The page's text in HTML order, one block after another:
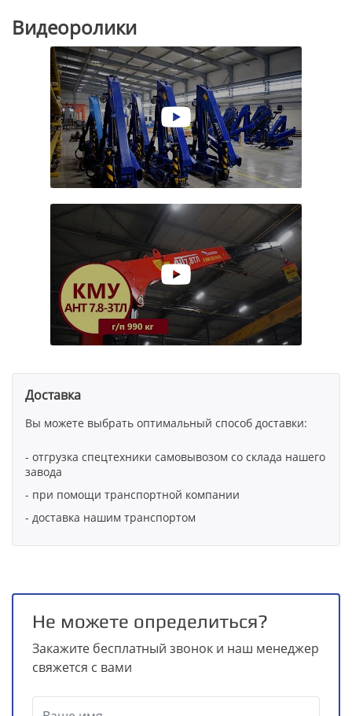
Видеоролики
Доставка
Вы можете выбрать оптимальный способ доставки:
- отгрузка спецтехники самовывозом со склада нашего
завода
- при помощи транспортной компании
- доставка нашим транспортом
Не можете определиться?
Закажите бесплатный звонок и наш менеджер
свяжется с вами